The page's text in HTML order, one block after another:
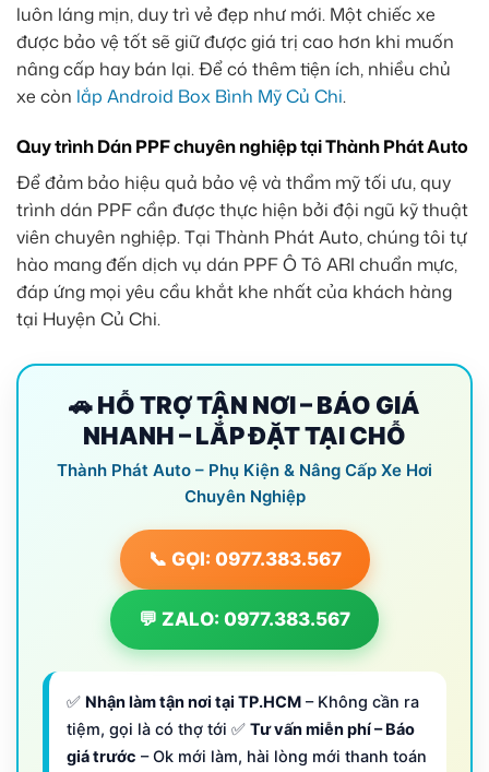
luôn láng mịn, duy trì vẻ đẹp như mới. Một chiếc xe
được bảo vệ tốt sẽ giữ được giá trị cao hơn khi muốn
nâng cấp hay bán lại. Để có thêm tiện ích, nhiều chủ
xe còn lắp Android Box Bình Mỹ Củ Chi.
Quy trình Dán PPF chuyên nghiệp tại Thành Phát Auto
Để đảm bảo hiệu quả bảo vệ và thẩm mỹ tối ưu, quy
trình dán PPF cần được thực hiện bởi đội ngũ kỹ thuật
viên chuyên nghiệp. Tại Thành Phát Auto, chúng tôi tự
hào mang đến dịch vụ dán PPF Ô Tô ARI chuẩn mực,
đáp ứng mọi yêu cầu khắt khe nhất của khách hàng
tại Huyện Củ Chi.
🚗 HỖ TRỢ TẬN NƠI – BÁO GIÁ
NHANH – LẮP ĐẶT TẠI CHỖ
Thành Phát Auto – Phụ Kiện & Nâng Cấp Xe Hơi
Chuyên Nghiệp
📞 GỌI: 0977.383.567
💬 ZALO: 0977.383.567
✅ Nhận làm tận nơi tại TP.HCM – Không cần ra
tiệm, gọi là có thợ tới ✅ Tư vấn miễn phí – Báo
giá trước – Ok mới làm, hài lòng mới thanh toán